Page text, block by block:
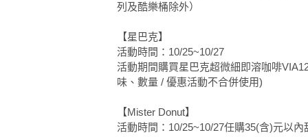
列及酷樂桶除外）
【星巴克】
活動時間：10/25~10/27
活動期間購買星巴克超微細即溶咖啡
味、數量 / 優惠活動不合併使用)
【Mister Donut】
活動時間：10/25~10/27任購35(含)元以